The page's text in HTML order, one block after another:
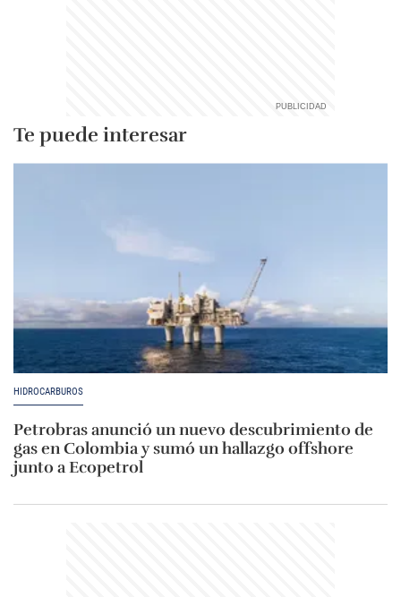
Te puede interesar
HIDROCARBUROS
Petrobras anunció un nuevo descubrimiento de
gas en Colombia y sumó un hallazgo offshore
junto a Ecopetrol